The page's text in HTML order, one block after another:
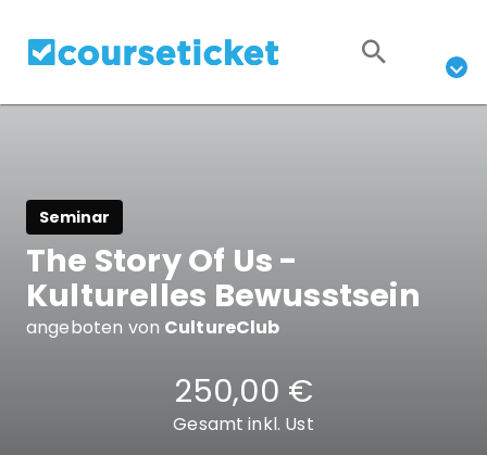
Seminar
The Story Of Us -
Kulturelles Bewusstsein
angeboten von CultureClub
250,00 €
Gesamt inkl. Ust